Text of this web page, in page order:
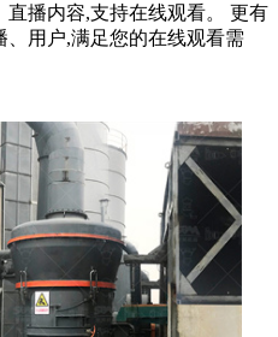
播内容,支持在线观看。 更有
用户,满足您的在线观看需